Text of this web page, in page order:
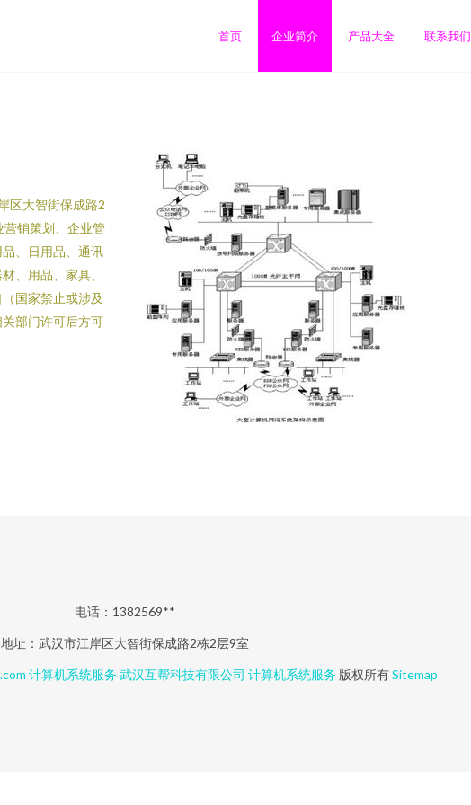
首页 企业简介 产品大全 联系我们
区大智街保成路2
销策划、企业管
、日用品、通讯
、用品、家具、
国家禁止或涉及
部门许可后方可
电话：1382569**
地址：武汉市江岸区大智街保成路2栋2层9室
计算机系统服务 武汉互帮科技有限公司 计算机系统服务 版权所有Sitemap